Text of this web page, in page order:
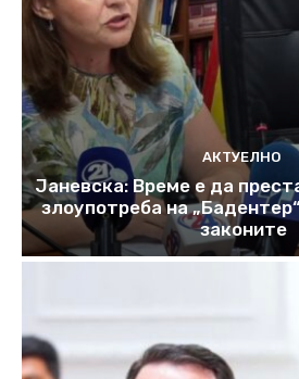
АКТУЕЛНО
Јаневска: Време е да
злоупотреба на
законите